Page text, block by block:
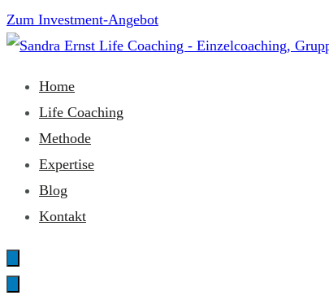
Zum
Inhalt
Zum Investment-Angebot
Sandra Ernst Life Coaching
Home
Life Coaching
Methode
Expertise
Blog
Kontakt